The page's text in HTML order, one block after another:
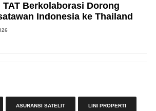
TAT Berkolaborasi Dorong
Indonesia ke Thailand
ASURANSI SATELIT LINI PROPERTI